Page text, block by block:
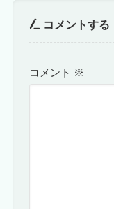
コメントする
コメント ※